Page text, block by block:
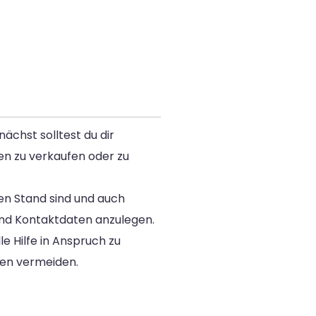
solltest du dir
zu verkaufen oder zu
Stand sind und auch
Kontaktdaten anzulegen.
Hilfe in Anspruch zu
vermeiden.